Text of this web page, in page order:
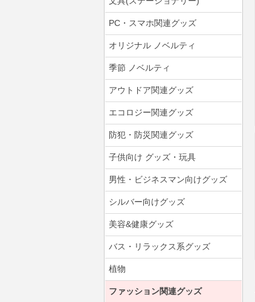
PC・スマホ関連グッズ
オリジナル ノベルティ
季節 ノベルティ
アウトドア関連グッズ
エコロジー関連グッズ
防犯・防災関連グッズ
子供向け グッズ・玩具
男性・ビジネスマン向けグッズ
シルバー向けグッズ
美容&健康グッズ
バス・リラックス系グッズ
植物
ファッション関連グッズ